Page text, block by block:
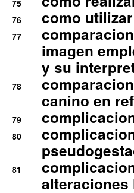
75
76 como
77
imagen
y su
78
canino en
79
80
81